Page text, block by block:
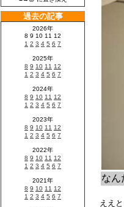
なん
ええ